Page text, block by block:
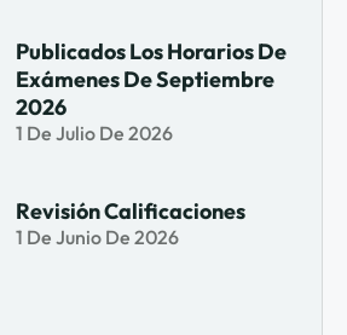
Publicados Los Horarios De
Exámenes De Septiembre
2026
1 De Julio De 2026
Revisión Calificaciones
1 De Junio De 2026